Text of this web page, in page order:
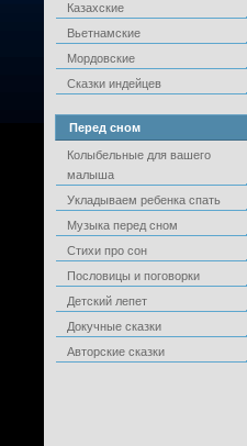
Казахские
Вьетнамские
Мордовские
Сказки индейцев
Перед сном
Колыбельные для вашего
малыша
Укладываем ребенка спать
Музыка перед сном
Стихи про сон
Пословицы и поговорки
Детский лепет
Докучные сказки
Авторские сказки